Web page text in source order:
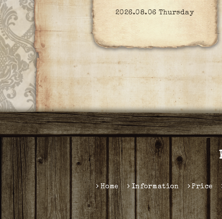
2026.08.06 Thursday
Home Information Price